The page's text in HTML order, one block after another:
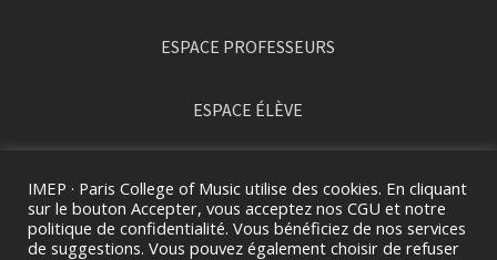
ESPACE PROFESSEURS
ESPACE ÉLÈVE
IMEP · Paris College of Music utilise des cookies. En cliquant
sur le bouton Accepter, vous acceptez nos CGU et notre
politique de confidentialité. Vous bénéficiez de nos services
de suggestions. Vous pouvez également choisir de refuser